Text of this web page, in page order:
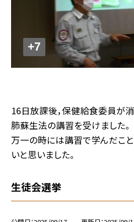
+7
16日放課後，保健給食委員が
肺蘇生法の講習を受けました。
万一の時には講習で学んだこ
いと思いました。
生徒会選挙